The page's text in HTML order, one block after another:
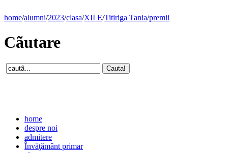
home/alumni/2023/clasa/XII E/Titiriga Tania/premii
Cãutare
home
despre noi
admitere
Învăţământ primar